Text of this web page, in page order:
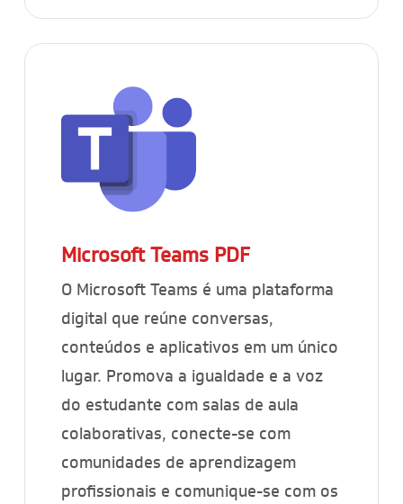
Microsoft Teams PDF
O Microsoft Teams é uma plataforma
digital que reúne conversas,
conteúdos e aplicativos em um único
lugar. Promova a igualdade e a voz
do estudante com salas de aula
colaborativas, conecte-se com
comunidades de aprendizagem
profissionais e comunique-se com os